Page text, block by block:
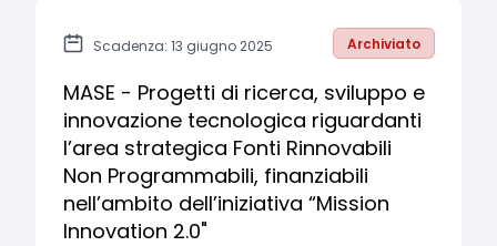
Scadenza: 13 giugno 2025 Archiviato
MASE - Progetti di ricerca, sviluppo e
innovazione tecnologica riguardanti
l’area strategica Fonti Rinnovabili
Non Programmabili, finanziabili
nell’ambito dell’iniziativa “Mission
Innovation 2.0"